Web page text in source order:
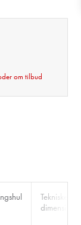
om tilbud
Tekniske